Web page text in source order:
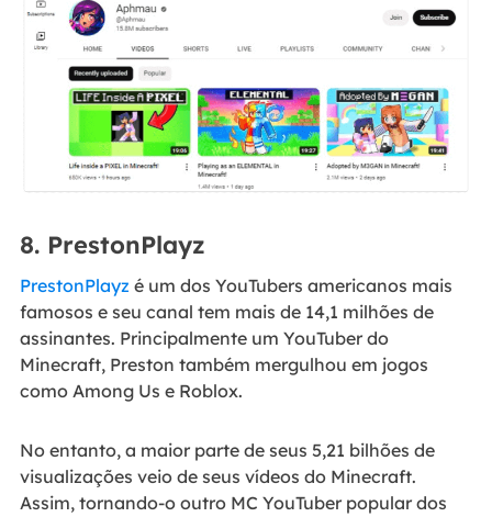
8. PrestonPlayz
PrestonPlayz é um dos YouTubers americanos mais
famosos e seu canal tem mais de 14,1 milhões de
assinantes. Principalmente um YouTuber do
Minecraft, Preston também mergulhou em jogos
como Among Us e Roblox.
No entanto, a maior parte de seus 5,21 bilhões de
visualizações veio de seus vídeos do Minecraft.
Assim, tornando-o outro MC YouTuber popular dos